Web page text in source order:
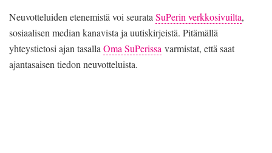
Neuvotteluiden etenemistä voi seurata SuPerin verkkosivuilta,
sosiaalisen median kanavista ja uutiskirjeistä. Pitämällä
yhteystietosi ajan tasalla Oma SuPerissa varmistat, että saat
ajantasaisen tiedon neuvotteluista.